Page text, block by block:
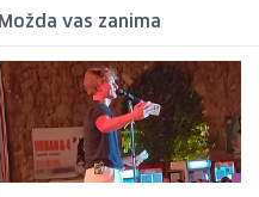
Možda vas zanima